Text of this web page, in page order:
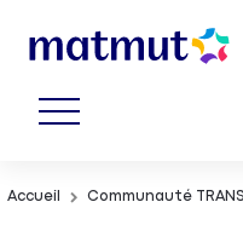
Accueil Communauté